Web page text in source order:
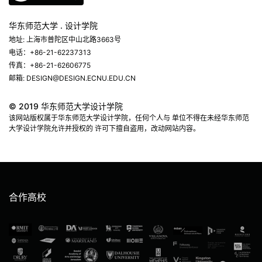
华东师范大学 . 设计学院
地址: 上海市普陀区中山北路3663号
电话：+86-21-62237313
传真：+86-21-62606775
邮箱: DESIGN@DESIGN.ECNU.EDU.CN
© 2019 华东师范大学设计学院
该网站版权属于华东师范大学设计学院，任何个人与 单位不得在未经华东师范
大学设计学院允许并授权的 许可下擅自盗用，改动网站内容。
合作高校